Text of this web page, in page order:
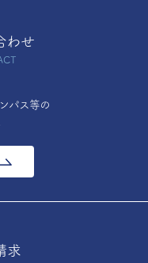
わせ
パス等の
求